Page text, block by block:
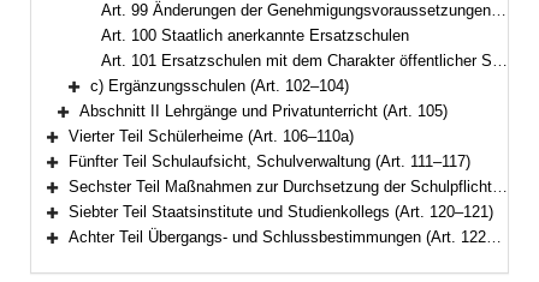
Art. 99 Änderungen der Genehmigungsvoraussetzungen, Auflösung einer Schule
Art. 100 Staatlich anerkannte Ersatzschulen
Art. 101 Ersatzschulen mit dem Charakter öffentlicher Schulen
Bereich erweitern
c) Ergänzungsschulen (Art. 102–104)
Bereich erweitern
Abschnitt II Lehrgänge und Privatunterricht (Art. 105)
Bereich erweitern
Vierter Teil Schülerheime (Art. 106–110a)
Bereich erweitern
Fünfter Teil Schulaufsicht, Schulverwaltung (Art. 111–117)
Bereich erweitern
Sechster Teil Maßnahmen zur Durchsetzung der Schulpflicht, Ordnungswidrigkeiten (Art. 118–119)
Bereich erweitern
Siebter Teil Staatsinstitute und Studienkollegs (Art. 120–121)
Achter Teil Übergangs- und Schlussbestimmungen (Art. 122–125)